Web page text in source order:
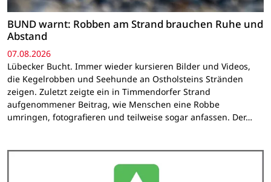
BUND warnt: Robben am Strand brauchen Ruhe und
Abstand
07.08.2026
Lübecker Bucht. Immer wieder kursieren Bilder und Videos,
die Kegelrobben und Seehunde an Ostholsteins Stränden
zeigen. Zuletzt zeigte ein in Timmendorfer Strand
aufgenommener Beitrag, wie Menschen eine Robbe
umringen, fotografieren und teilweise sogar anfassen. Der…